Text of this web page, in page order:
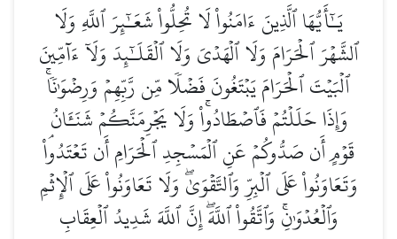
يَـٰٓأَيُّهَا ٱلَّذِينَ ءَامَنُواْ لَا تُحِلُّواْ شَعَـٰٓئِرَ ٱللَّهِ وَلَا
ٱلشَّهۡرَ ٱلۡحَرَامَ وَلَا ٱلۡهَدۡيَ وَلَا ٱلۡقَلَـٰٓئِدَ وَلَآ ءَآمِّينَ
ٱلۡبَيۡتَ ٱلۡحَرَامَ يَبۡتَغُونَ فَضۡلٗا مِّن رَّبِّهِمۡ وَرِضۡوَٰنٗاۚ
وَإِذَا حَلَلۡتُمۡ فَٱصۡطَادُواْۚ وَلَا يَجۡرِمَنَّكُمۡ شَنَـَٔانُ
قَوۡمٍ أَن صَدُّوكُمۡ عَنِ ٱلۡمَسۡجِدِ ٱلۡحَرَامِ أَن تَعۡتَدُواْۘ
وَتَعَاوَنُواْ عَلَى ٱلۡبِرِّ وَٱلتَّقۡوَىٰۖ وَلَا تَعَاوَنُواْ عَلَى ٱلۡإِثۡمِ
وَٱلۡعُدۡوَٰنِۚ وَٱتَّقُواْ ٱللَّهَۖ إِنَّ ٱللَّهَ شَدِيدُ ٱلۡعِقَابِ